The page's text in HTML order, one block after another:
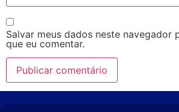
Salvar meus dados neste navegador
que eu comentar.